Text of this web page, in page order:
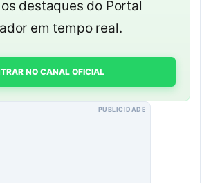
destaques do Portal
em tempo real.
NO CANAL OFICIAL
PUBLICIDADE